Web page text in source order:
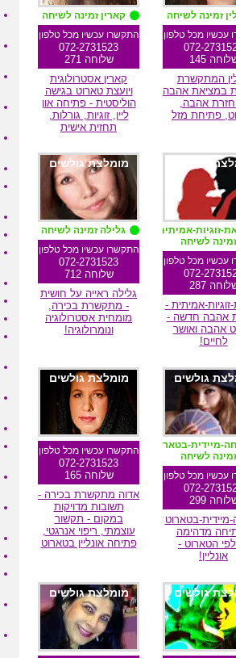
זמינה לשיחה
עכשיו מכל טלפון
072-
145
המתקשרת
במציאת אהבה
אהבה,
פתיחת מזל
קארין זמינה לשיחה
התקשרו עכשיו מכל טלפון
072-2731523
שלוחה 271
קארין אסטרולוגית
ויועצת טארוט בגישה
הוליסטית - פתיחה און
ליין, זוגיות, גורלות,
תחזית אישית
גולשים
זוגיות-אמיתית
זמינה לשיחה
עכשיו מכל טלפון
072-
287
אמיתית -
אהבה חדשה -
אהבה ואושר
לחיים!
מומלצת גולשים
גלילה זמינה לשיחה
התקשרו עכשיו מכל טלפון
072-2731523
שלוחה 712
גלילה ראייה על חושית
- מתקשרת בכירה,
מומחית אסטרולוגיה
ונומרולוגיה!
גולשים
מיידית-בטארוט
זמינה לשיחה
עכשיו מכל טלפון
072-
299
מיידית-בטארוט
מדהימה
הטארוט -
אונליין!
מומלצת גולשים
התקשרו עכשיו מכל טלפון
072-2731523
שלוחה 165
אדוה מתקשרת בכירה -
תשובות מדויקות
במקום - תקשור
עוצמתי, ריפוי אנרגטי,
פתיחה אונליין בטארוט
גולשים מומלצת גולשים